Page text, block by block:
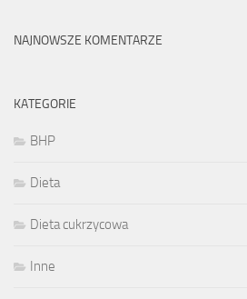
NAJNOWSZE KOMENTARZE
KATEGORIE
BHP
Dieta
Dieta cukrzycowa
Inne